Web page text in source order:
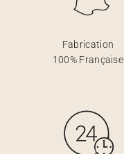
Fabrication
100% Française